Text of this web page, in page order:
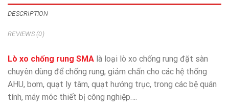
DESCRIPTION
REVIEWS (0)
Lò xo chống rung SMA là loại lò xo chống rung đặt sàn
chuyên dùng để chống rung, giảm chấn cho các hệ thống
AHU, bơm, quạt ly tâm, quạt hướng trục, trong các bệ quán
tính, máy móc thiết bị công nghiệp….